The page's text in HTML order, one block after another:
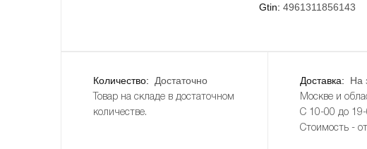
Gtin: 4961311856143
Количество: Достаточно
Товар на складе в достаточном
количестве.
Доставка: На
Москве и
С 10-00 до 19-
Стоимость -